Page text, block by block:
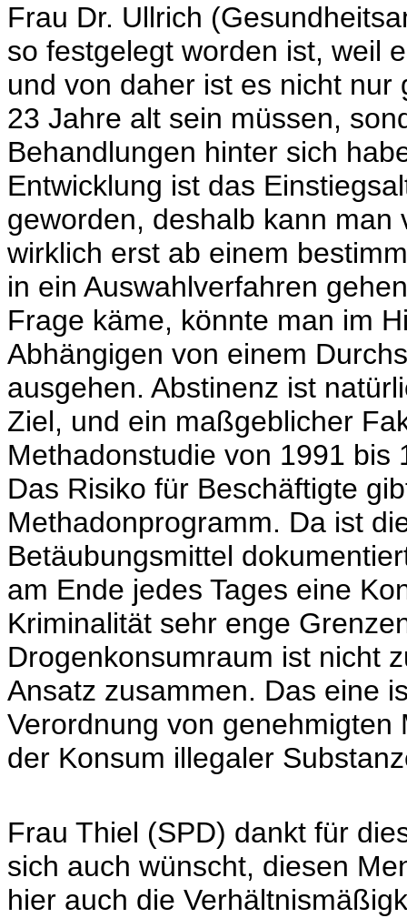
Frau Dr. Ullrich
so festgelegt worden ist, weil
und von daher ist es nicht
23 Jahre alt sein müssen,
Behandlungen hinter sich
Entwicklung ist das
geworden, deshalb kann man
wirklich erst ab einem
in ein Auswahlverfahren
Frage käme, könnte man im
Abhängigen von einem
ausgehen. Abstinenz ist
Ziel, und ein maßgeblicher
Methadonstudie von 1991 bis
Das Risiko für Beschäftigte
Methadonprogramm. Da ist
Betäubungsmittel
am Ende jedes Tages eine
Kriminalität sehr enge
Drogenkonsumraum ist nicht
Ansatz zusammen. Das eine
Verordnung von
der Konsum illegaler
Frau Thiel (SPD) dankt für
sich auch wünscht, diesen
hier auch die